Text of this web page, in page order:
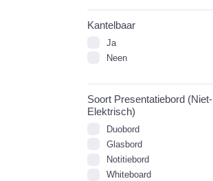
Kantelbaar
Ja
Neen
Soort Presentatiebord (Niet-
Elektrisch)
Duobord
Glasbord
Notitiebord
Whiteboard